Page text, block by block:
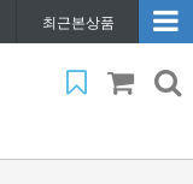
최근본상품